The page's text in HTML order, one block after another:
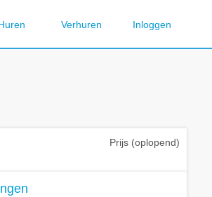
Verhuren Inloggen
Prijs (oplopend)